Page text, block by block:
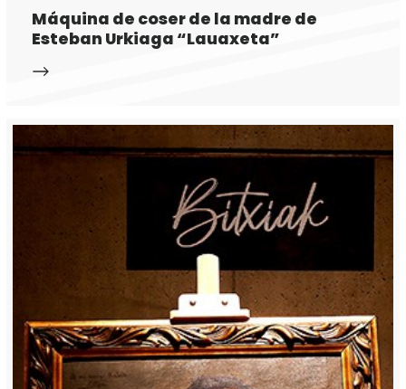
Máquina de coser de la madre de
Esteban Urkiaga “Lauaxeta”